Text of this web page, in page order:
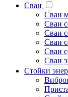
Сваи
Сваи
Сваи
Сваи
Сваи
Сваи
Сваи
Стойки